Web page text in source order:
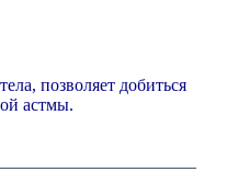
позволяет добиться
астмы.